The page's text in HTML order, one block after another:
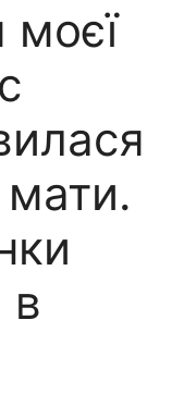
мати.
в